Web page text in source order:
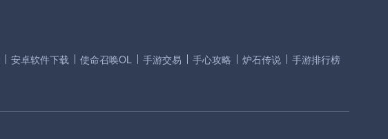
安卓软件下载 使命召唤OL 手游交易 手心攻略 炉石传说
手游排行榜